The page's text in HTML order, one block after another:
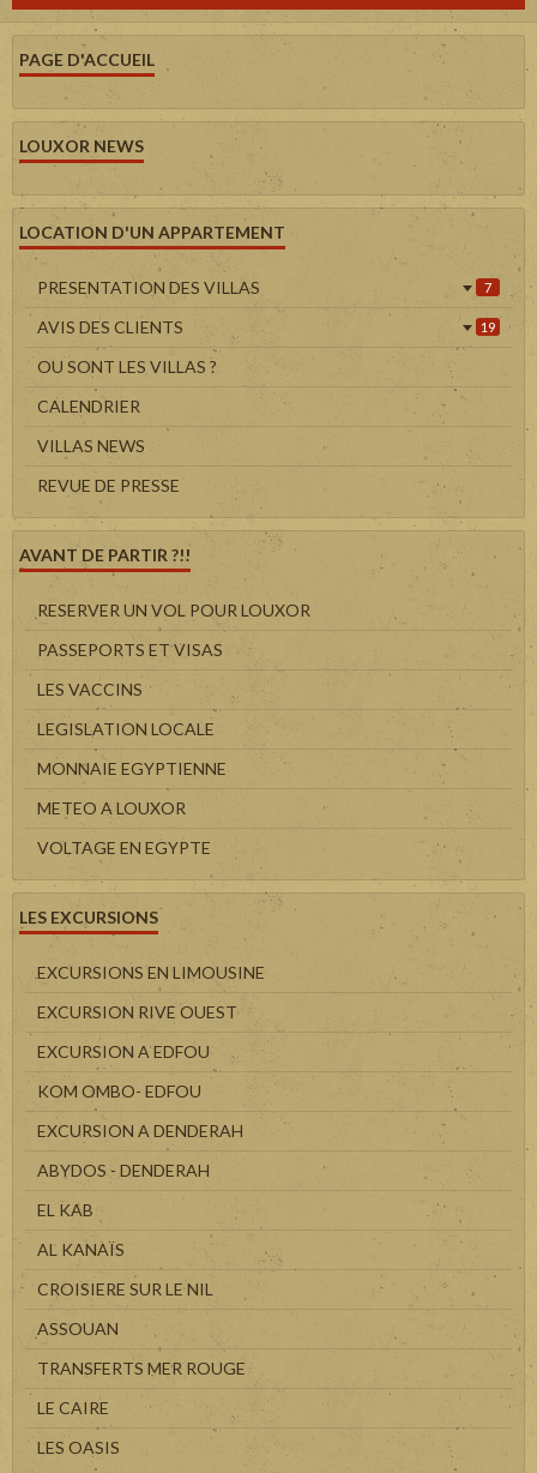
PAGE D'ACCUEIL
LOUXOR NEWS
LOCATION D'UN APPARTEMENT
PRESENTATION DES VILLAS 7
AVIS DES CLIENTS 19
OU SONT LES VILLAS ?
CALENDRIER
VILLAS NEWS
REVUE DE PRESSE
AVANT DE PARTIR ?!!
RESERVER UN VOL POUR LOUXOR
PASSEPORTS ET VISAS
LES VACCINS
LEGISLATION LOCALE
MONNAIE EGYPTIENNE
METEO A LOUXOR
VOLTAGE EN EGYPTE
LES EXCURSIONS
EXCURSIONS EN LIMOUSINE
EXCURSION RIVE OUEST
EXCURSION A EDFOU
KOM OMBO- EDFOU
EXCURSION A DENDERAH
ABYDOS - DENDERAH
EL KAB
AL KANAÏS
CROISIERE SUR LE NIL
ASSOUAN
TRANSFERTS MER ROUGE
LE CAIRE
LES OASIS